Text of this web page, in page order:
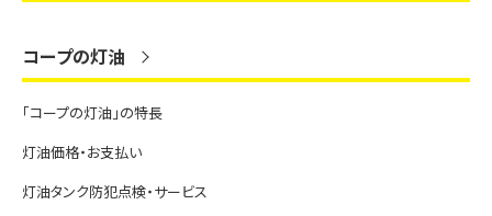
コープの灯油
「コープの灯油」の特長
灯油価格・お支払い
灯油タンク防犯点検・サービス